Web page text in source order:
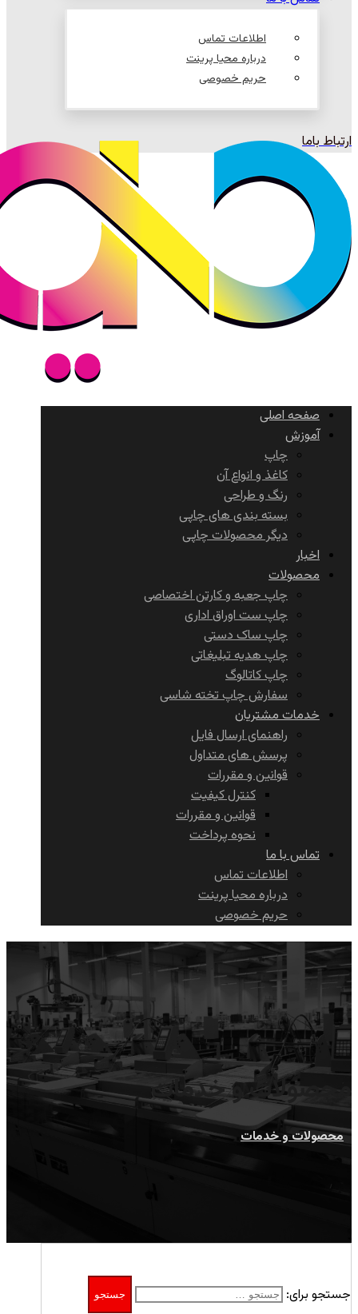
اطلاعات تماس
درباره محیا پرینت
حریم خصوصی
ارتباط باما
صفحه اصلی
آموزش
چاپ
کاغذ و انواع آن
رنگ و طراحی
بسته بندی های چاپی
دیگر محصولات چاپی
اخبار
محصولات
چاپ جعبه و کارتن اختصاصی
چاپ ست اوراق اداری
چاپ ساک دستی
چاپ هدیه تبلیغاتی
چاپ کاتالوگ
سفارش چاپ تخته شاسی
خدمات مشتریان
راهنمای ارسال فایل
پرسش های متداول
قوانین و مقررات
کنترل کیفیت
قوانین و مقررات
نحوه پرداخت
تماس با ما
اطلاعات تماس
درباره محیا پرینت
حریم خصوصی
محصولات و خدمات
محصولات و خدمات
جستجو برای: